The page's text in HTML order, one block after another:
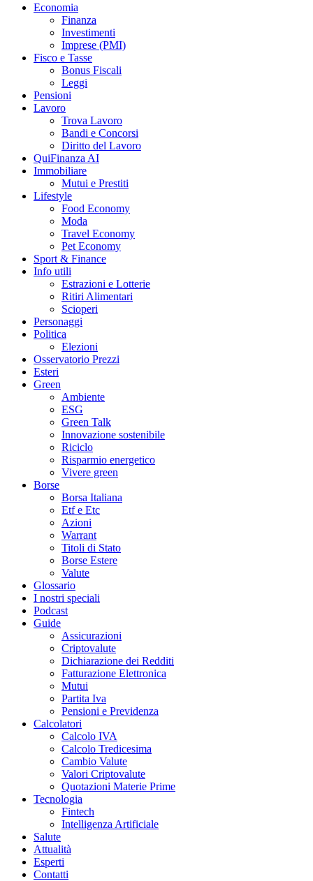
Economia
Finanza
Investimenti
Imprese (PMI)
Fisco e Tasse
Bonus Fiscali
Leggi
Pensioni
Lavoro
Trova Lavoro
Bandi e Concorsi
Diritto del Lavoro
QuiFinanza AI
Immobiliare
Mutui e Prestiti
Lifestyle
Food Economy
Moda
Travel Economy
Pet Economy
Sport & Finance
Info utili
Estrazioni e Lotterie
Ritiri Alimentari
Scioperi
Personaggi
Politica
Elezioni
Osservatorio Prezzi
Esteri
Green
Ambiente
ESG
Green Talk
Innovazione sostenibile
Riciclo
Risparmio energetico
Vivere green
Borse
Borsa Italiana
Etf e Etc
Azioni
Warrant
Titoli di Stato
Borse Estere
Valute
Glossario
I nostri speciali
Podcast
Guide
Assicurazioni
Criptovalute
Dichiarazione dei Redditi
Fatturazione Elettronica
Mutui
Partita Iva
Pensioni e Previdenza
Calcolatori
Calcolo IVA
Calcolo Tredicesima
Cambio Valute
Valori Criptovalute
Quotazioni Materie Prime
Tecnologia
Fintech
Intelligenza Artificiale
Salute
Attualità
Esperti
Contatti